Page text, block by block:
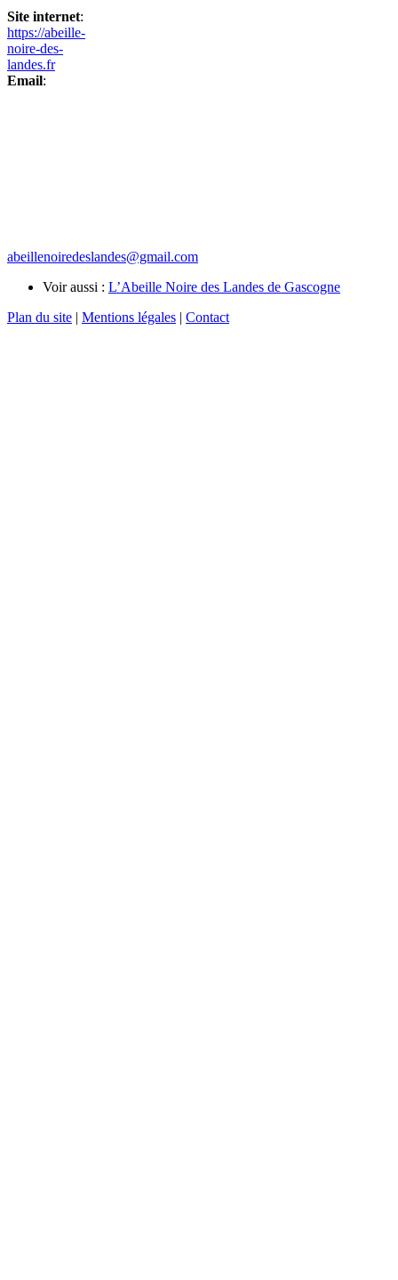
Site internet:
https://abeille-
noire-des-
landes.fr
Email:
abeillenoiredeslandes@gmail.com
Voir aussi : L’Abeille Noire des Landes de Gascogne
Plan du site | Mentions légales | Contact